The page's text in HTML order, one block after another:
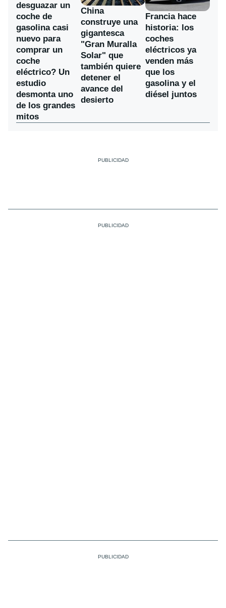
desguazar un
coche de
gasolina casi
nuevo para
comprar un
coche
eléctrico? Un
estudio
desmonta uno
de los grandes
mitos
China
construye una
gigantesca
"Gran Muralla
Solar" que
también quiere
detener el
avance del
desierto
Francia hace
historia: los
coches
eléctricos ya
venden más
que los
gasolina y el
diésel juntos